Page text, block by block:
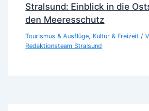
Stralsund: Einblick in die
den Meeresschutz
Tourismus & Ausflüge, Kultur & Freizeit /
Redaktionsteam Stralsund